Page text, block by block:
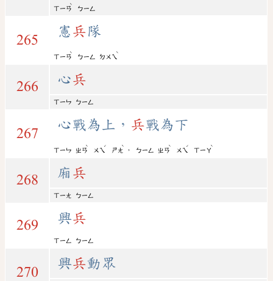
ㄒㄧㄢ
ˋ
ㄅㄧㄥ
265
憲 兵隊
ㄒㄧㄢ
ˋ
ㄅㄧㄥ ㄉㄨㄟ
ˋ
266 心兵
ㄒㄧㄣ ㄅㄧㄥ
267
心戰為上， 兵戰為下
ㄒㄧㄣ ㄓㄢ
ˋ
ㄨㄟ
ˊ
ㄕㄤ
ˋ
， ㄅㄧㄥ ㄓㄢ
ˋ
ㄨㄟ
ˊ
ㄒㄧㄚ
ˋ
268 廂 兵
ㄒㄧㄤ ㄅㄧㄥ
269 興兵
ㄒㄧㄥ ㄅㄧㄥ
270
興兵動眾